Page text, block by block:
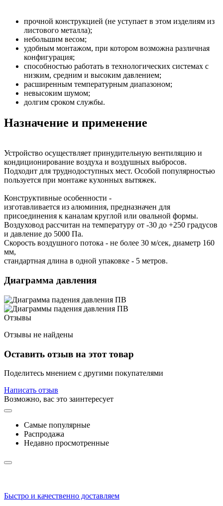
прочной конструкцией (не уступает в этом изделиям из
листового металла);
небольшим весом;
удобным монтажом, при котором возможна различная
конфигурация;
способностью работать в технологических системах с
низким, средним и высоким давлением;
расширенным температурным диапазоном;
невысоким шумом;
долгим сроком службы.
Назначение и применение
Устройство осуществляет принудительную вентиляцию и
кондиционирование воздуха и воздушных выбросов.
Подходит для труднодоступных мест. Особой популярностью
пользуется при монтаже кухонных вытяжек.
Конструктивные особенности -
изготавливается из алюминия, предназначен для
присоединения к каналам круглой или овальной формы.
Воздуховод рассчитан на температуру от -30 до +250 градусов
и давление до 5000 Па.
Скорость воздушного потока - не более 30 м/сек, диаметр 160
мм,
стандартная длина в одной упаковке - 5 метров.
Диаграмма давления
Отзывы
Отзывы не найдены
Оставить отзыв на этот товар
Поделитесь мнением с другими покупателями
Написать отзыв
Возможно, вас это заинтересует
Самые популярные
Распродажа
Недавно просмотренные
Быстро и качественно доставляем